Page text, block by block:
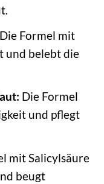
Die Formel mit
und belebt die
Die Formel
und pflegt
mit Salicylsäure
beugt